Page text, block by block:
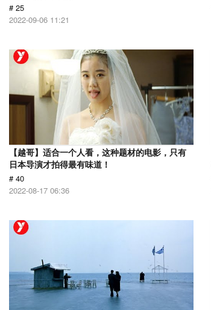
# 25
2022-09-06 11:21
【越哥】适合一个人看，这种题材的电影，只有
日本导演才拍得最有味道！
# 40
2022-08-17 06:36